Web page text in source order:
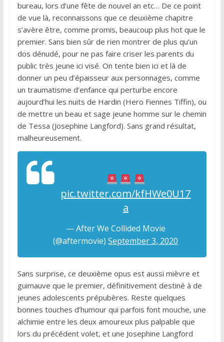
bureau, lors d’une fête de nouvel an etc… De ce point
de vue là, reconnaissons que ce deuxième chapitre
s’avère être, comme promis, beaucoup plus hot que le
premier. Sans bien sûr de rien montrer de plus qu’un
dos dénudé, pour ne pas faire criser les parents du
public très jeune ici visé. On tente bien ici et là de
donner un peu d’épaisseur aux personnages, comme
un traumatisme d’enfance qui perturbe encore
aujourd’hui les nuits de Hardin (Hero Fiennes Tiffin), ou
de mettre un beau et sage jeune homme sur le chemin
de Tessa (Josephine Langford). Sans grand résultat,
malheureusement.
pic.twitter.com/kfHWe0U17
a
— After We Collided Movie
(@aftermovie)September 3, 2020
Sans surprise, ce deuxième opus est aussi mièvre et
guimauve que le premier, définitivement destiné à de
jeunes adolescents prépubères. Reste quelques
bonnes touches d’humour qui parfois font mouche, une
alchimie entre les deux amoureux plus palpable que
lors du précédent volet, et une Josephine Langford